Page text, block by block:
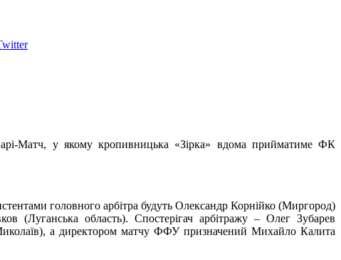
Матч, у якому кропивницька «Зірка» вдома прийматиме ФК
головного арбітра будуть Олександр Корнійко (Миргород)
(Луганська область). Спостерігач арбітражу – Олег Зубарев
а директором матчу ФФУ призначений Михайло Калита